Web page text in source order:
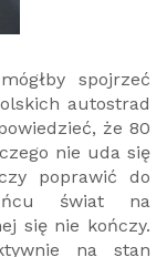
spojrzeć
autostrad
że 80
nie uda się
poprawić do
świat na
się nie kończy.
na stan